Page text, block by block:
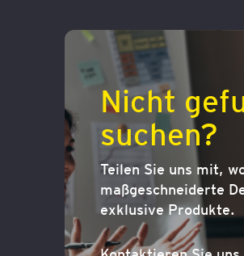
Nicht
suchen?
Teilen Sie uns mit,
maßgeschneiderte
exklusive Produkte.